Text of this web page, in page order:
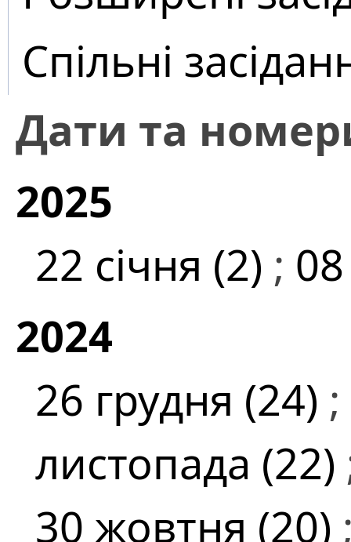
Спільні
Дати та
2025
22 січня (2) ;
2024
26 грудня (24) ;
листопада (22)
30 жовтня (20)